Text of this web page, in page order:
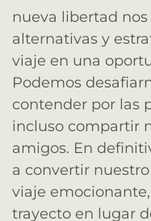
nueva libertad
alternativas y
viaje en una
Podemos
contender por las
incluso compartir
amigos. En
a convertir
viaje
trayecto en lugar